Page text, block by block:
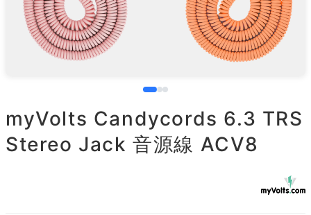
myVolts Candycords 6.3 TRS
Stereo Jack 音源線 ACV8